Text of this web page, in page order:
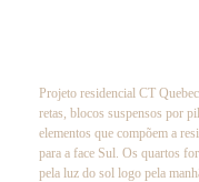
Projeto residencial CT
retas, blocos suspensos por
elementos que compõem a
para a face Sul. Os quartos
pela luz do sol logo pela